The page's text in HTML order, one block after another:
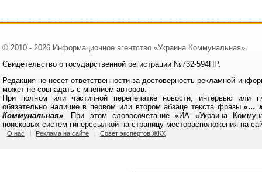
© 2010 - 2026 Информационное агентство «Украина Коммунальная».
Свидетельство о государственной регистрации №732-594ПР.
Редакция не несет ответственности за достоверность рекламной
может не совпадать с мнением авторов.
При полном или частичной перепечатке новости, интервью или
обязательно наличие в первом или втором абзаце текста фразы «…
Коммунальная». При этом словосочетание «ИА «Украина
поисковых систем гиперссылкой на страницу месторасположения на
О нас Реклама на сайте Совет экспертов ЖКХ